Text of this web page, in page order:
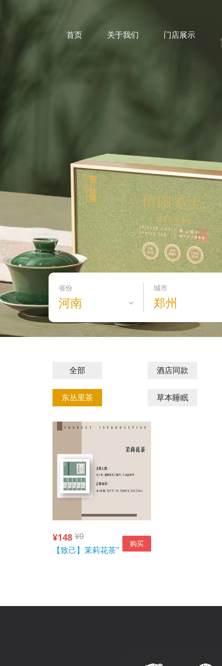
首页 关于我们 门店展示
省份
河南
城市
郑州
全部 酒店同款
东丛里茶 草本睡眠
¥148 ¥0
【致己】茉莉花茶"
购买